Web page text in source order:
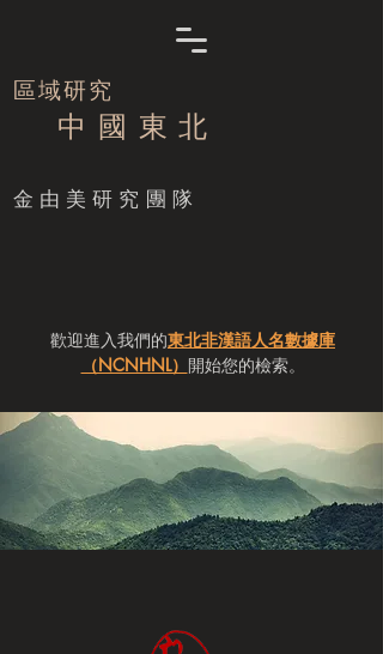
區域研究
中 國 東 北
​金由美研究團隊
歡迎進入我們的東北非漢語人名數據庫
（NCNHNL） 開始您的檢索。